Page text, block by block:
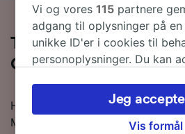
Tag toget fra Puerto
Cádiz på 26 minutter
Hvis du vil vide mere om rejsen
María til Cádiz med toget, så er
Vi og vores115 partnere
adgang til oplysninger på en
unikke ID'er i cookies til
personoplysninger. Du kan
herunder din ret til at gøre
legitim interesse bruges,
siden om privatlivspolitik.
Vis formål
Jeg